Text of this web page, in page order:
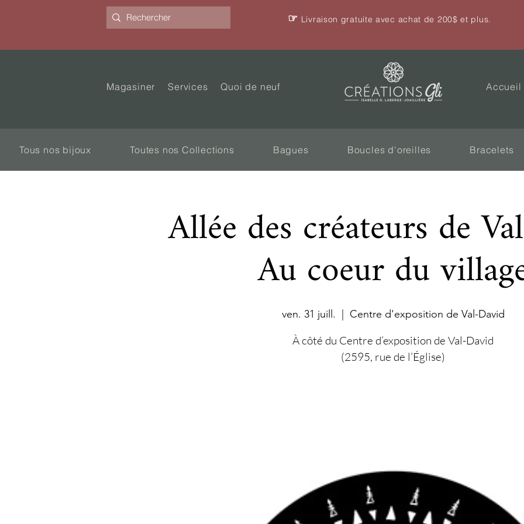
☞ Livraison gratuite avec achat de 200$ et plus.
Magasiner Services Quoi de neuf Accueil
Tous nos bijoux Toutes nos Collections Bagues Boucles d'oreilles Bracelets
Allée des créateurs de
Au coeur du
ven. 31 juill. Centre d'exposition de Val-David
À côté du Centre d’exposition de Val-David
(2595, rue de l’Église)